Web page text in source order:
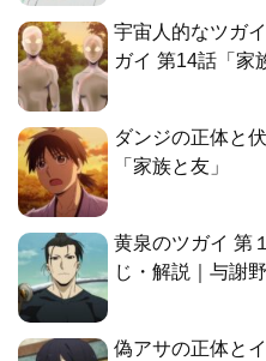
宇宙人的なツガ
ガイ 第14話「家
ダンジの正体と
「家族と友」
黄泉のツガイ 第
じ・解説｜与謝
偽アサの正体と